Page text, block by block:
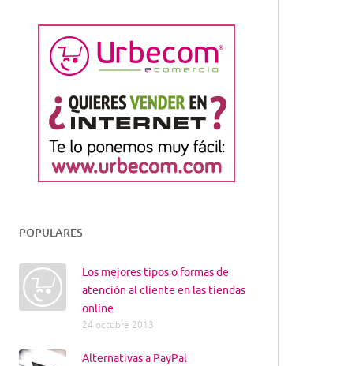
POPULARES
Los mejores tipos o formas de
atención al cliente en las tiendas
online
24 octubre 2013
Alternativas a PayPal